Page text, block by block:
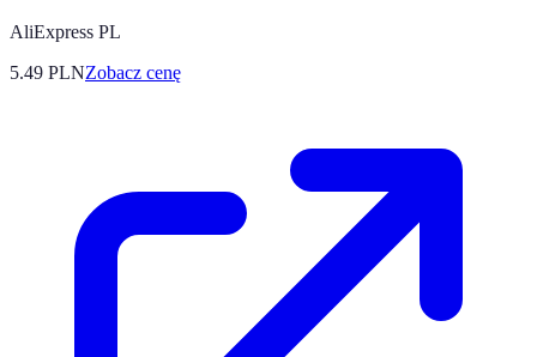
AliExpress PL
5.49 PLNZobacz cenę